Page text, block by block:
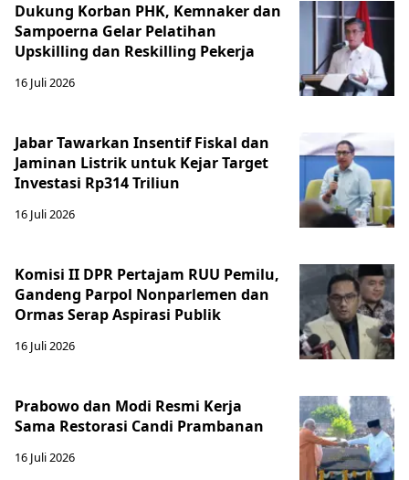
Dukung Korban PHK, Kemnaker dan
Sampoerna Gelar Pelatihan
Upskilling dan Reskilling Pekerja
16 Juli 2026
Jabar Tawarkan Insentif Fiskal dan
Jaminan Listrik untuk Kejar Target
Investasi Rp314 Triliun
16 Juli 2026
Komisi II DPR Pertajam RUU Pemilu,
Gandeng Parpol Nonparlemen dan
Ormas Serap Aspirasi Publik
16 Juli 2026
Prabowo dan Modi Resmi Kerja
Sama Restorasi Candi Prambanan
16 Juli 2026